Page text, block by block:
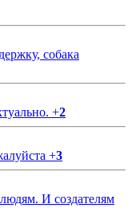
собака
+2
+3
И создателям